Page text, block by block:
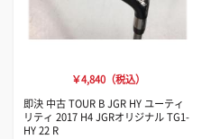
￥4,840（税込）
即決 中古 TOUR B JGR HY ユーティ
リティ 2017 H4 JGRオリジナル TG1-
HY 22 R